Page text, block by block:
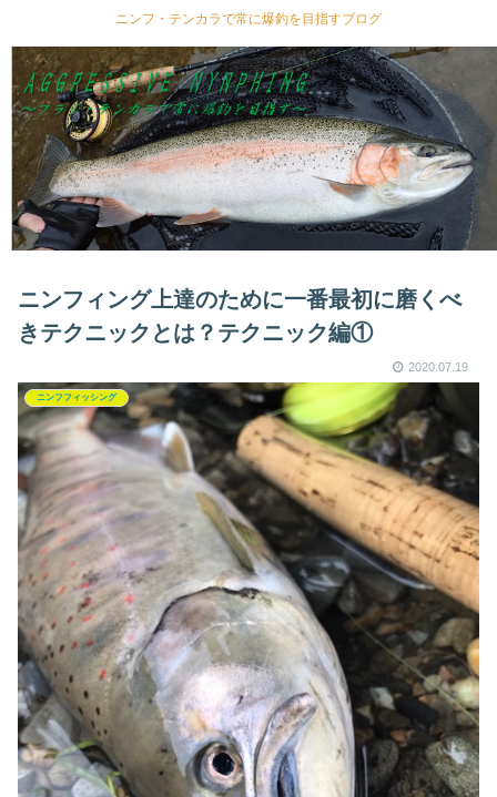
ニンフ・テンカラで常に爆釣を目指すブログ
ニンフィング上達のために一番最初に磨くべ
きテクニックとは？テクニック編①
2020.07.19
ニンフフィッシング